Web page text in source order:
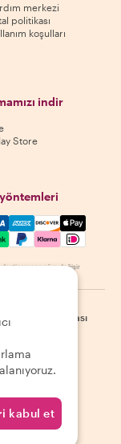
merkezi
politikası
koşulları
indir
Store
Visa, Amex,
destinasyona göre değişir
Site haritası
kabul et